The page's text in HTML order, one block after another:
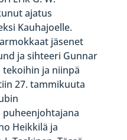
ajatus
Kauhajoelle.
jäsenet
ja sihteeri Gunnar
ja niinpä
27. tammikuuta
Heikkilä ja